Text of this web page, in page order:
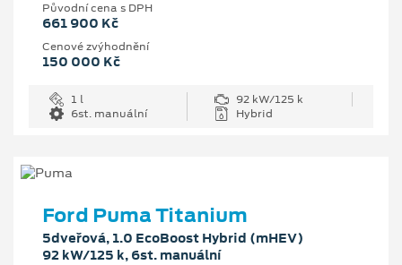
Původní cena s DPH
661 900 Kč
Cenové zvýhodnění
150 000 Kč
1 l
92 kW/125 k
6st. manuální
Hybrid
Ford Puma Titanium
5dveřová, 1.0 EcoBoost Hybrid (mHEV)
92 kW/125 k, 6st. manuální